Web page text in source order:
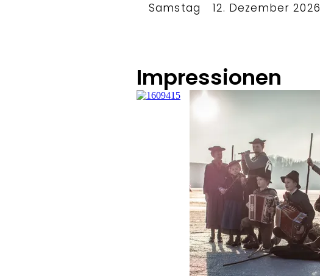
Samstag 12. Dezember 2026
Impressionen